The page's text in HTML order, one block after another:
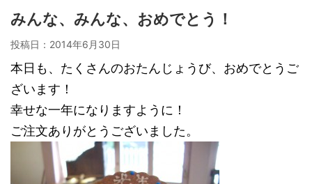
みんな、みんな、おめでとう！
投稿日： 2014年6月30日
本日も、たくさんのおたんじょうび、おめでとうご
ざいます！
幸せな一年になりますように！
ご注文ありがとうございました。